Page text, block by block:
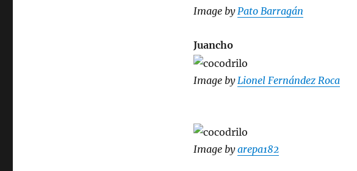
Image byPato Barragán
Juancho
Image by Lionel Fernández Roca
Image byarepa182